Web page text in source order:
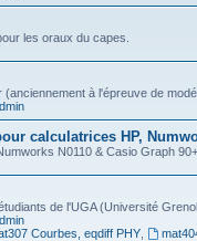
les oraux du capes.
(anciennement à l'épreuve de
calculatrices HP,
N0110 & Casio Graph
de l'UGA (Université
Courbes, eqdiff PHY,